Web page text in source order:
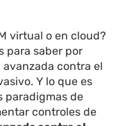
virtual o en cloud?
para saber por
contra el
Y lo que es
paradigmas de
controles de